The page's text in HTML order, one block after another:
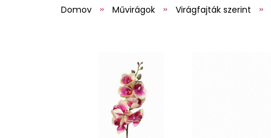
Domov Művirágok Virágfajták szerint